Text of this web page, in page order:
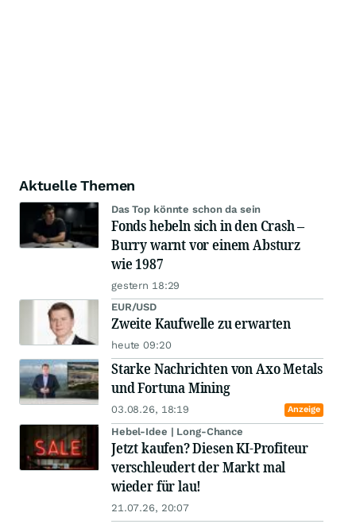
Aktuelle Themen
Das Top könnte schon da sein
Fonds hebeln sich in den Crash –
Burry warnt vor einem Absturz
wie 1987
gestern 18:29
EUR/USD
Zweite Kaufwelle zu erwarten
heute 09:20
Starke Nachrichten von Axo Metals
und Fortuna Mining
03.08.26, 18:19 Anzeige
Hebel-Idee | Long-Chance
Jetzt kaufen? Diesen KI-Profiteur
verschleudert der Markt mal
wieder für lau!
21.07.26, 20:07